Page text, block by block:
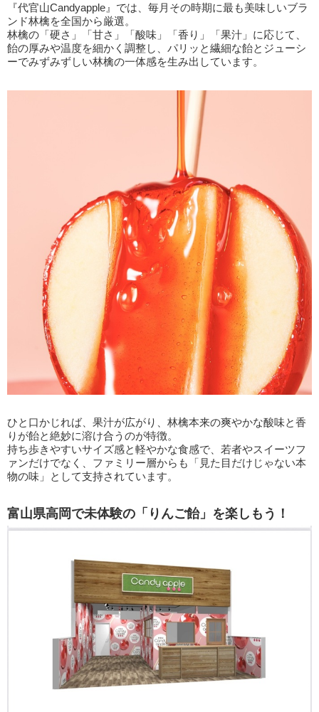
『代官山Candyapple』では、毎月その時期に最も美味しいブラ
ンド林檎を全国から厳選。
林檎の「硬さ」「甘さ」「酸味」「香り」「果汁」に応じて、
飴の厚みや温度を細かく調整し、パリッと繊細な飴とジューシ
ーでみずみずしい林檎の一体感を生み出しています。
ひと口かじれば、果汁が広がり、林檎本来の爽やかな酸味と香
りが飴と絶妙に溶け合うのが特徴。
持ち歩きやすいサイズ感と軽やかな食感で、若者やスイーツフ
ァンだけでなく、ファミリー層からも「見た目だけじゃない本
物の味」として支持されています。
富山県高岡で未体験の「りんご飴」を楽しもう！